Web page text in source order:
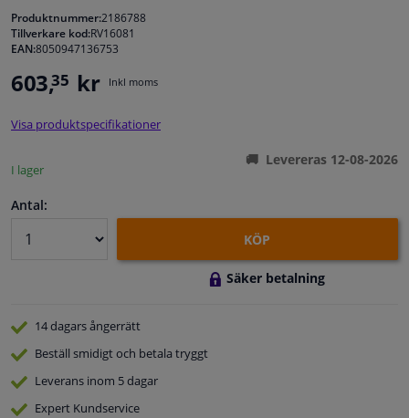
Fönster & Tillbehör
Interiör & bilklädsel
Bilvård & Tillbehör
Husbil, motorcykel, cykel & båt
Produktnummer:2186788
Tillverkare kod:RV16081
EAN:8050947136753
603,35 kr Inkl moms
Visa produktspecifikationer
I lager
Levereras 12-08-2026
Antal:
KÖP
Säker betalning
14 dagarsångerrätt
Beställ smidigt och betala tryggt
Leverans inom 5 dagar
Expert Kundservice